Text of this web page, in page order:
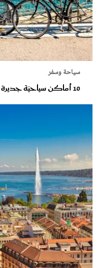
سياحة وسفر
10 أماكن سياحيّة جديرة بالزيارة في جنيف